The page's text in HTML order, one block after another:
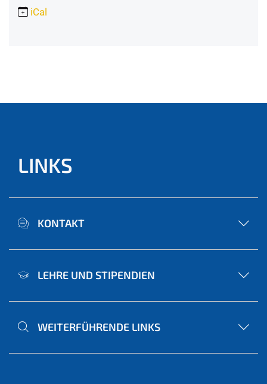
iCal
LINKS
KONTAKT
LEHRE UND STIPENDIEN
WEITERFÜHRENDE LINKS